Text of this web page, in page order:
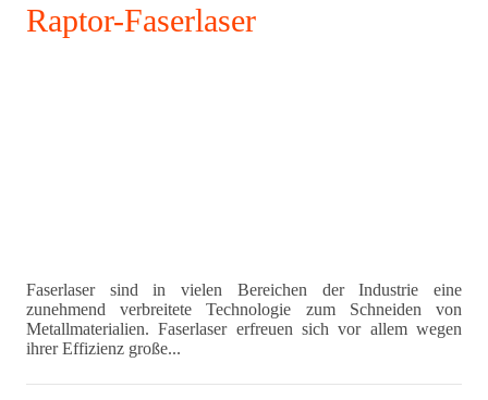
Raptor-Faserlaser
Faserlaser sind in vielen Bereichen der Industrie eine
zunehmend verbreitete Technologie zum Schneiden von
Metallmaterialien. Faserlaser erfreuen sich vor allem wegen
ihrer Effizienz große...